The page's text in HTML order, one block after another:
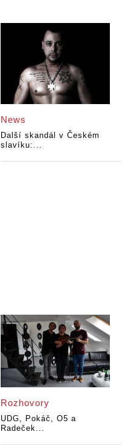
News
Další skandál v Českém
slavíku:...
Rozhovory
UDG, Pokáč, O5 a
Radeček...